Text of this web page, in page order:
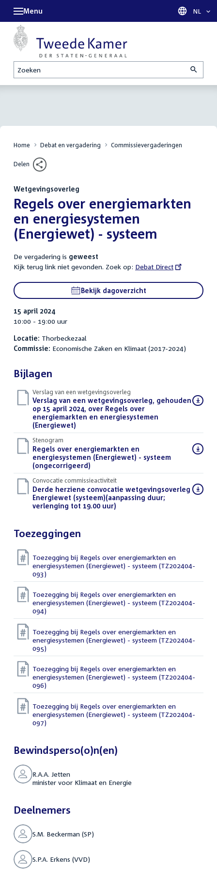
Zoeken
Menu Taal
NL
Home Debat en vergadering Commissievergaderingen
Delen
Wetgevingsoverleg
:Regels over energiemarkten
en energiesystemen
(Energiewet) - systeem
De vergadering is geweest
Kijk terug link niet gevonden. Zoek op: External
Debat Direct
Bekijk dagoverzicht
15 april 2024
10:00 - 19:00 uur
Locatie: Thorbeckezaal
Commissie: Economische Zaken en Klimaat (2017-2024)
Bijlagen
Verslag van een wetgevingsoverleg
Download
bestand:
Verslag van een wetgevingsoverleg, gehouden
op 15 april 2024, over Regels over
energiemarkten en energiesystemen
(Energiewet)
Stenogram
Download
bestand:
Regels over energiemarkten en
energiesystemen (Energiewet) - systeem
(ongecorrigeerd)
Convocatie commissieactiviteit
Download
bestand:
Derde herziene convocatie wetgevingsoverleg
Energiewet (systeem)(aanpassing duur;
verlenging tot 19.00 uur)
Toezeggingen
Toezegging bij Regels over energiemarkten en
energiesystemen (Energiewet) - systeem (TZ202404-
093)
Toezegging bij Regels over energiemarkten en
energiesystemen (Energiewet) - systeem (TZ202404-
094)
Toezegging bij Regels over energiemarkten en
energiesystemen (Energiewet) - systeem (TZ202404-
095)
Toezegging bij Regels over energiemarkten en
energiesystemen (Energiewet) - systeem (TZ202404-
096)
Toezegging bij Regels over energiemarkten en
energiesystemen (Energiewet) - systeem (TZ202404-
097)
Bewindsperso(o)n(en)
R.A.A. Jetten
minister voor Klimaat en Energie
Deelnemers
S.M. Beckerman (SP)
S.P.A. Erkens (VVD)